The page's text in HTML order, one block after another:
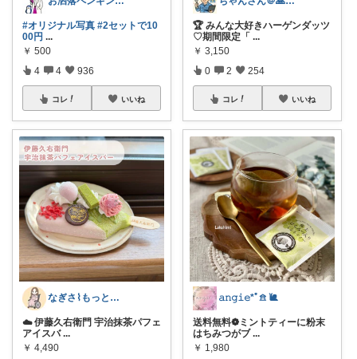
#オリジナル写真 #2セットで10
00円 ...
￥ 500
4 4 936
コレ いいね
なぎさ⌇もっと自分を好きになる『暮らし』
☁️ 伊藤久右衛門 宇治抹茶パフェ
アイスバ ...
￥ 4,490
🏆 みんな大好きハーゲンダッツ
♡期間限定「 ...
￥ 3,150
0 2 254
コレ いいね
𝚊𝚗𝚐𝚒𝚎*ﾟ𖠿 🐌
送料無料❁︎ミントティーに粉末
はちみつがブ ...
￥ 1,980